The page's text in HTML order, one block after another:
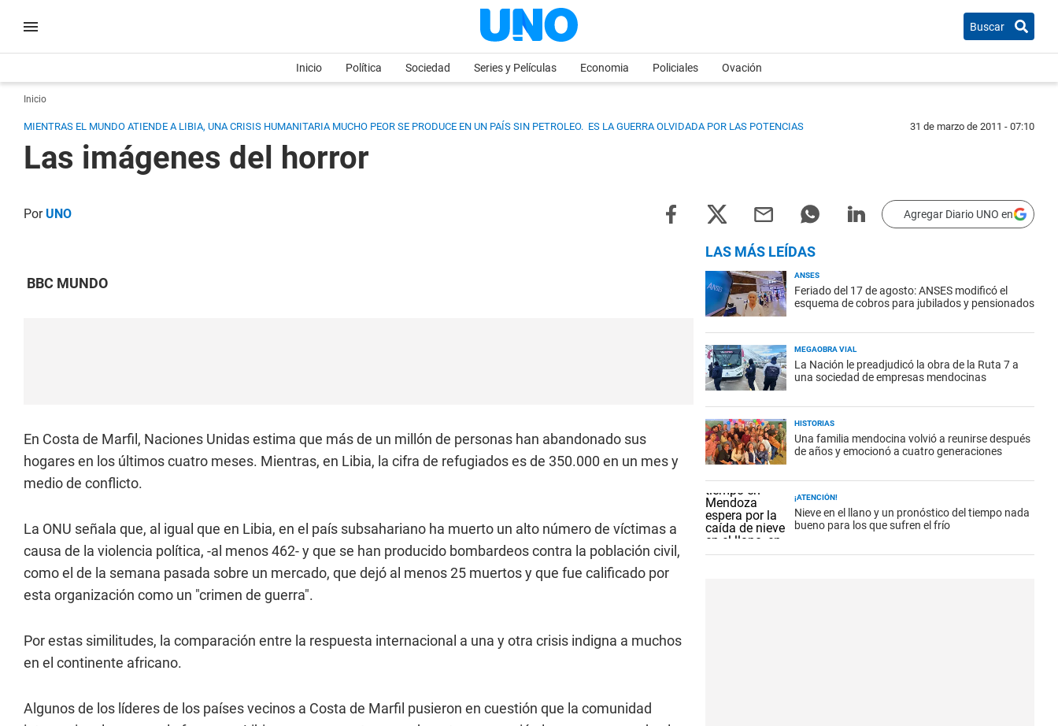
Buscar
Inicio Política Sociedad Series y Películas Economia Policiales Ovación
Inicio
MIENTRAS EL MUNDO ATIENDE A LIBIA, UNA CRISIS HUMANITARIA MUCHO PEOR SE PRODUCE EN UN PAÍS SIN PETROLEO. ES LA GUERRA OLVIDADA POR LAS POTENCIAS 31 de marzo de 2011 - 07:10
Las imágenes del horror
PorUNO Agregar Diario UNO en
BBC MUNDO
En Costa de Marfil, Naciones Unidas estima que más de un millón de personas han abandonado sus
hogares en los últimos cuatro meses. Mientras, en Libia, la cifra de refugiados es de 350.000 en un mes y
medio de conflicto.
La ONU señala que, al igual que en Libia, en el país subsahariano ha muerto un alto número de víctimas a
causa de la violencia política, -al menos 462- y que se han producido bombardeos contra la población civil,
como el de la semana pasada sobre un mercado, que dejó al menos 25 muertos y que fue calificado por
esta organización como un "crimen de guerra".
Por estas similitudes, la comparación entre la respuesta internacional a una y otra crisis indigna a muchos
en el continente africano.
Algunos de los líderes de los países vecinos a Costa de Marfil pusieron en cuestión que la comunidad
LAS MÁS LEÍDAS
ANSES
Feriado del 17 de agosto: ANSES modificó el
esquema de cobros para jubilados y pensionados
MEGAOBRA VIAL
La Nación le preadjudicó la obra de la Ruta 7 a
una sociedad de empresas mendocinas
HISTORIAS
Una familia mendocina volvió a reunirse después
de años y emocionó a cuatro generaciones
¡ATENCIÓN!
Nieve en el llano y un pronóstico del tiempo nada
bueno para los que sufren el frío